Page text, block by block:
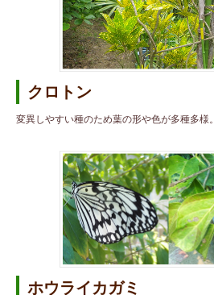
クロトン
変異しやすい種のため葉の形や色が多種多様。
ホウライカガミ